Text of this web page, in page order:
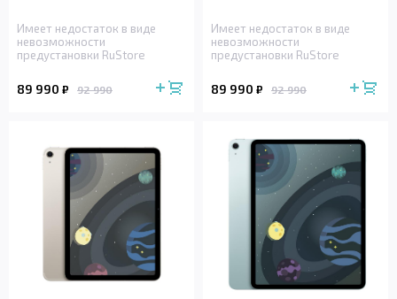
Имеет недостаток в виде
невозможности
предустановки RuStore
89 990 ₽ 92 990
Имеет недостаток в виде
невозможности
предустановки RuStore
89 990 ₽ 92 990